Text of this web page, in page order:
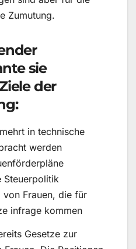
Zumutung.
sie
der
in technische
werden
Steuerpolitik
von Frauen, die für
infrage kommen
Gesetze zur